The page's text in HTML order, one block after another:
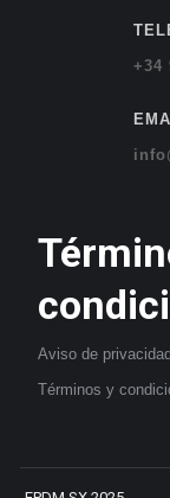
+34
Aviso de privacidad
Términos y